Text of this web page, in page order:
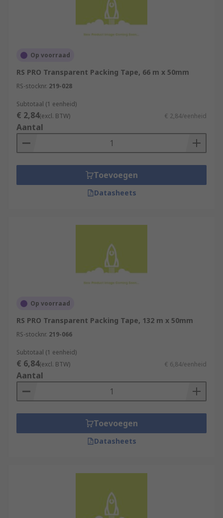
Op voorraad
RS PRO Transparent Packing Tape, 66 m x 50mm
RS-stocknr. 219-028
Subtotaal (1 eenheid)
€ 2,84(excl. BTW) € 2,84/eenheid
Aantal
Toevoegen
Datasheets
Op voorraad
RS PRO Transparent Packing Tape, 132 m x 50mm
RS-stocknr. 219-066
Subtotaal (1 eenheid)
€ 6,84(excl. BTW) € 6,84/eenheid
Aantal
Toevoegen
Datasheets